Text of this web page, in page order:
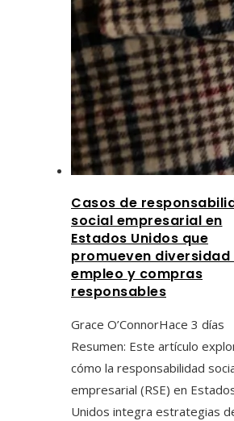
Casos de
social empresarial en
Estados Unidos que
promueven diversidad
empleo y compras
responsables
Grace O’ConnorHace 3 días
Resumen: Este artículo
cómo la responsabilidad
empresarial (RSE) en
Unidos integra estrategias